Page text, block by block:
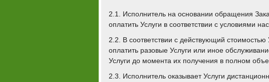
2.1. Исполнитель на основании обращения
оплатить Услуги в соответствии с условиями
2.2. В соответствии с действующий стоимостью
оплатить разовые Услуги или иное
Услуги до момента их получения в полном
2.3. Исполнитель оказывает Услуги